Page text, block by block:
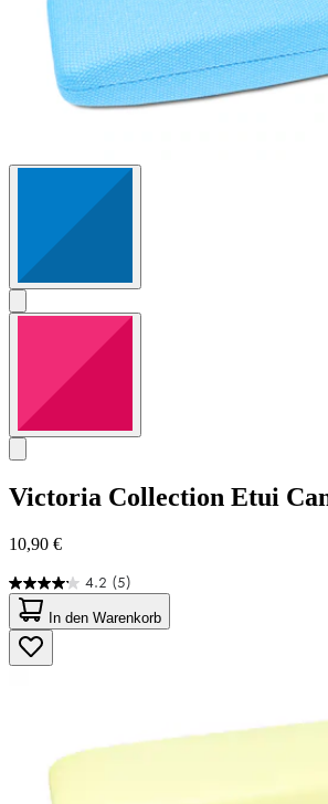
Victoria Collection Etui
10,90 €
4.2 (5)
4.2
von
5
Sternen.
5
In den Warenkorb